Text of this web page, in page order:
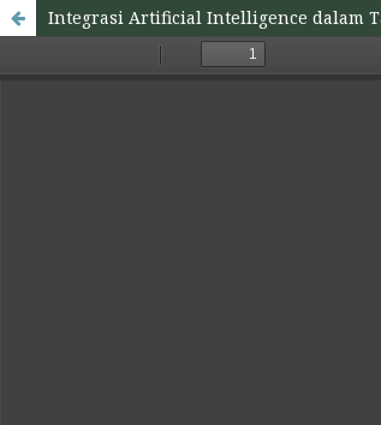
Integrasi Artificial Intelligence dalam